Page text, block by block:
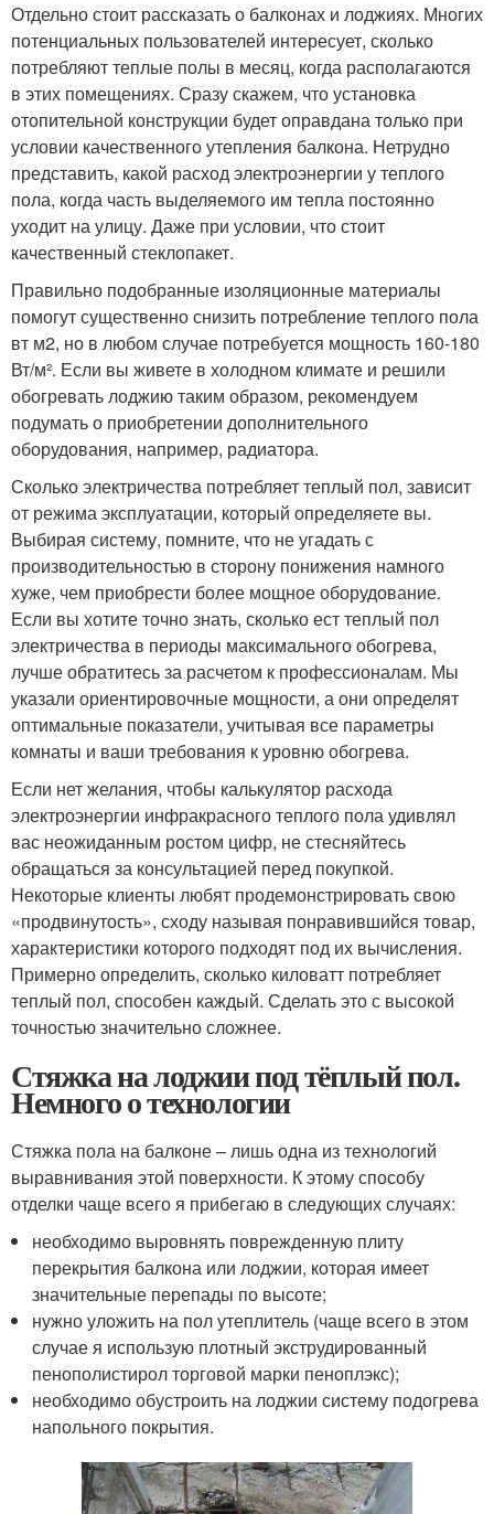
Отдельно стоит рассказать о балконах и лоджиях. Многих
потенциальных пользователей интересует, сколько
потребляют теплые полы в месяц, когда располагаются
в этих помещениях. Сразу скажем, что установка
отопительной конструкции будет оправдана только при
условии качественного утепления балкона. Нетрудно
представить, какой расход электроэнергии у теплого
пола, когда часть выделяемого им тепла постоянно
уходит на улицу. Даже при условии, что стоит
качественный стеклопакет.
Правильно подобранные изоляционные материалы
помогут существенно снизить потребление теплого пола
вт м2, но в любом случае потребуется мощность 160-180
Вт/м². Если вы живете в холодном климате и решили
обогревать лоджию таким образом, рекомендуем
подумать о приобретении дополнительного
оборудования, например, радиатора.
Сколько электричества потребляет теплый пол, зависит
от режима эксплуатации, который определяете вы.
Выбирая систему, помните, что не угадать с
производительностью в сторону понижения намного
хуже, чем приобрести более мощное оборудование.
Если вы хотите точно знать, сколько ест теплый пол
электричества в периоды максимального обогрева,
лучше обратитесь за расчетом к профессионалам. Мы
указали ориентировочные мощности, а они определят
оптимальные показатели, учитывая все параметры
комнаты и ваши требования к уровню обогрева.
Если нет желания, чтобы калькулятор расхода
электроэнергии инфракрасного теплого пола удивлял
вас неожиданным ростом цифр, не стесняйтесь
обращаться за консультацией перед покупкой.
Некоторые клиенты любят продемонстрировать свою
«продвинутость», сходу называя понравившийся товар,
характеристики которого подходят под их вычисления.
Примерно определить, сколько киловатт потребляет
теплый пол, способен каждый. Сделать это с высокой
точностью значительно сложнее.
Стяжка на лоджии под тёплый пол.
Немного о технологии
Стяжка пола на балконе – лишь одна из технологий
выравнивания этой поверхности. К этому способу
отделки чаще всего я прибегаю в следующих случаях:
необходимо выровнять поврежденную плиту
перекрытия балкона или лоджии, которая имеет
значительные перепады по высоте;
нужно уложить на пол утеплитель (чаще всего в этом
случае я использую плотный экструдированный
пенополистирол торговой марки пеноплэкс);
необходимо обустроить на лоджии систему подогрева
напольного покрытия.